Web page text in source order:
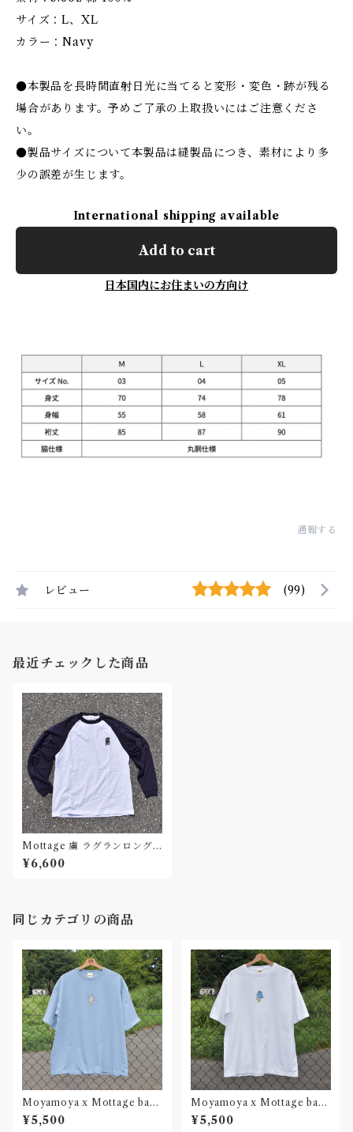
サイズ：L、XL
カラー：Navy
●本製品を長時間直射日光に当てると変形・変色・跡が残る
場合があります。予めご了承の上取扱いにはご注意くださ
い。
●製品サイズについて本製品は縫製品につき、素材により多
少の誤差が生じます。
International shipping available
Add to cart
日本国内にお住まいの方向け
通報する
レビュー (99)
最近チェックした商品
Mottage 虜 ラグランロング
スリーブTシャツ Navy Unis
ex
¥6,600
同じカテゴリの商品
Moyamoya x Mottage bad
weather Tシャツ Water Uni
sex
¥5,500
Moyamoya x Mottage bad
weather Tシャツ White Uni
sex
¥5,500